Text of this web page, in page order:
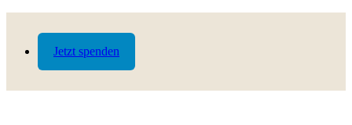
Jetzt spenden